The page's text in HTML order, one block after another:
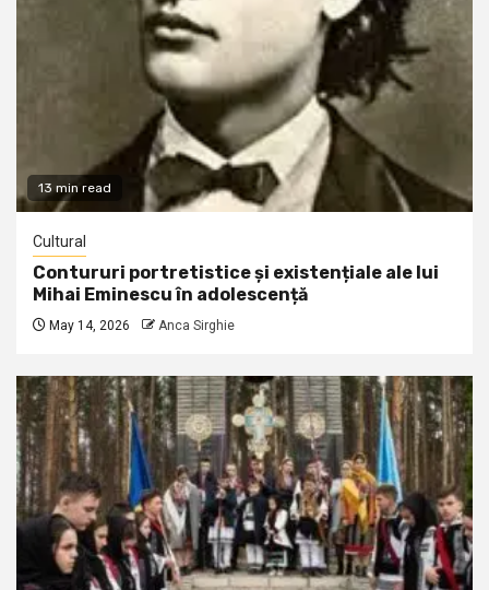
13 min read
Cultural
Contururi portretistice și existențiale ale lui
Mihai Eminescu în adolescență
May 14, 2026 Anca Sirghie